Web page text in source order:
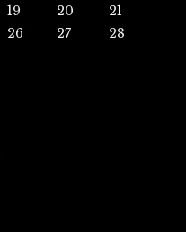
19 20
21
26 27
28